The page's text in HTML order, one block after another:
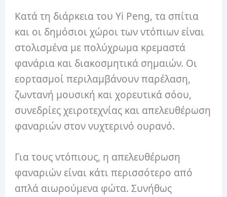
Κατά τη διάρκεια του Yi Peng, τα σπίτια
και οι δημόσιοι χώροι των ντόπιων είναι
στολισμένα με πολύχρωμα κρεμαστά
φανάρια και διακοσμητικά σημαιών. Οι
εορτασμοί περιλαμβάνουν παρέλαση,
ζωντανή μουσική και χορευτικά σόου,
συνεδρίες χειροτεχνίας και απελευθέρωση
φαναριών στον νυχτερινό ουρανό.
Για τους ντόπιους, η απελευθέρωση
φαναριών είναι κάτι περισσότερο από
απλά αιωρούμενα φώτα.Συνήθως